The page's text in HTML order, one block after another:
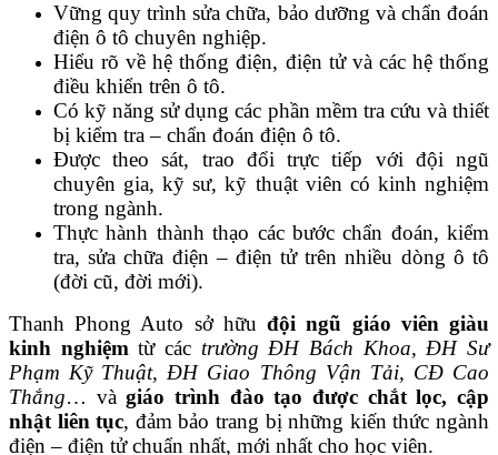
Vững quy trình sửa chữa, bảo dưỡng và chẩn đoán
điện ô tô chuyên nghiệp.
Hiểu rõ về hệ thống điện, điện tử và các hệ thống
điều khiển trên ô tô.
Có kỹ năng sử dụng các phần mềm tra cứu và thiết
bị kiểm tra – chẩn đoán điện ô tô.
Được theo sát, trao đổi trực tiếp với đội ngũ
chuyên gia, kỹ sư, kỹ thuật viên có kinh nghiệm
trong ngành.
Thực hành thành thạo các bước chẩn đoán, kiểm
tra, sửa chữa điện – điện tử trên nhiều dòng ô tô
(đời cũ, đời mới).
Thanh Phong Auto sở hữuđội ngũ giáo viên giàu
kinh nghiệmtừ các trường ĐH Bách Khoa, ĐH Sư
Phạm Kỹ Thuật, ĐH Giao Thông Vận Tải, CĐ Cao
Thắng… vàgiáo trình đào tạo được chắt lọc, cập
nhật liên tục, đảm bảo trang bị những kiến thức ngành
điện – điện tử chuẩn nhất, mới nhất cho học viên.